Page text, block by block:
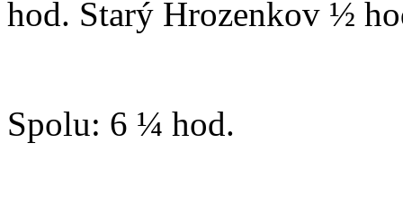
hod. Starý Hrozenkov ½
Spolu: 6 ¼ hod.